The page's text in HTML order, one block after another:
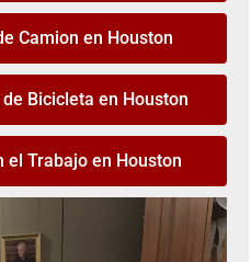
Camion en Houston
Bicicleta en Houston
el Trabajo en Houston